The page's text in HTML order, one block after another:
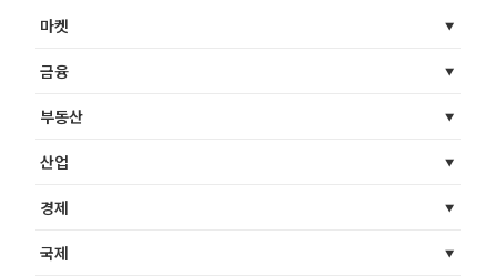
마켓
금융
부동산
산업
경제
국제